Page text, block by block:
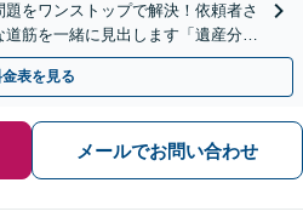
をワンストップで解決！依頼者さ
筋を一緒に見出します「遺産分割
放棄／遺言書作成など」
表を見る
メールでお問い合わせ